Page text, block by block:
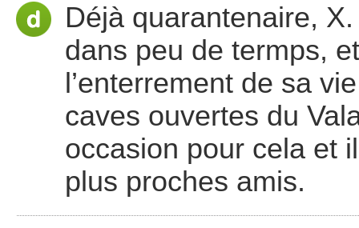
Déjà quarantenaire,
dans peu de termps,
l’enterrement de sa
caves ouvertes du
occasion pour cela et
plus proches amis.